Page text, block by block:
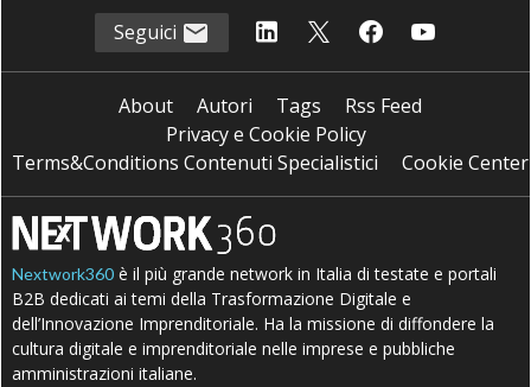
Seguici
About Autori Tags
Rss Feed
Privacy e Cookie Policy
Terms&Conditions Contenuti Specialistici
Cookie Center
Nextwork360 è il più grande network in Italia di testate e portali
B2B dedicati ai temi della Trasformazione Digitale e
dell’Innovazione Imprenditoriale. Ha la missione di diffondere la
cultura digitale e imprenditoriale nelle imprese e pubbliche
amministrazioni italiane.